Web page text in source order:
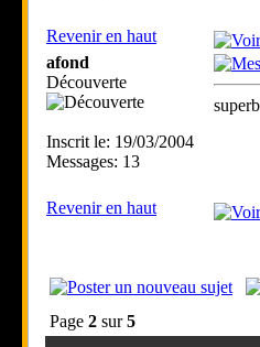
Revenir en haut
afond
Découverte
Inscrit le: 19/03/2004
Messages: 13
Revenir en haut
Page 2 sur5